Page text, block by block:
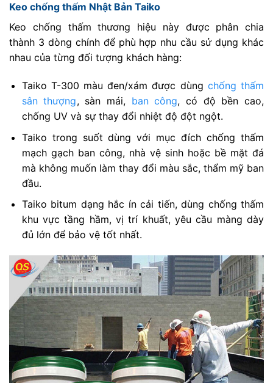
Keo chống thấm Nhật Bản Taiko
Keo chống thấm thương hiệu này được phân chia
thành 3 dòng chính để phù hợp nhu cầu sử dụng khác
nhau của từng đối tượng khách hàng:
Taiko T-300 màu đen/xám được dùng chống thấm
sân thượng, sàn mái, ban công, có độ bền cao,
chống UV và sự thay đổi nhiệt độ đột ngột.
Taiko trong suốt dùng với mục đích chống thấm
mạch gạch ban công, nhà vệ sinh hoặc bề mặt đá
mà không muốn làm thay đổi màu sắc, thẩm mỹ ban
đầu.
Taiko bitum dạng hắc ín cải tiến, dùng chống thấm
khu vực tầng hầm, vị trí khuất, yêu cầu màng dày
đủ lớn để bảo vệ tốt nhất.